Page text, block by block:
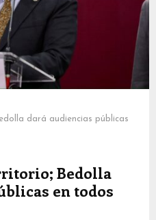
dará audiencias públicas
Bedolla
en todos